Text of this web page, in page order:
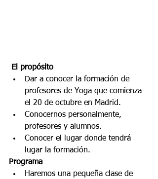
El propósito
Dar a conocer la formación de
profesores de Yoga que comienza
el 20 de octubre en Madrid.
Conocernos personalmente,
profesores y alumnos.
Conocer el lugar donde tendrá
lugar la formación.
Programa
Haremos una pequeña clase de